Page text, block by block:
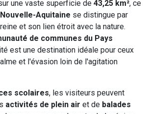
une vaste superficie de 43,25 km², ce
Nouvelle-Aquitaine se distingue par
et son lien étroit avec la nature.
de communes du Pays
est une destination idéale pour ceux
et l'évasion loin de l'agitation
scolaires, les visiteurs peuvent
activités de plein air et de balades